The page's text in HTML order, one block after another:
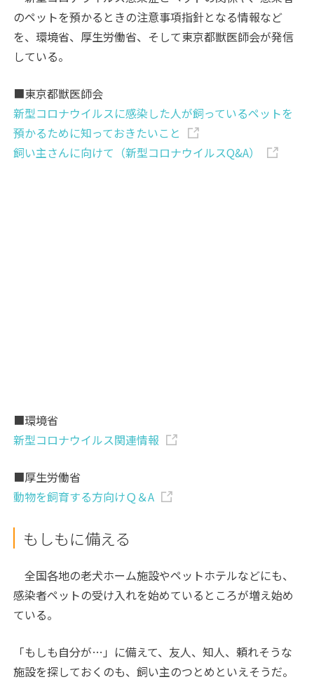
のペットを預かるときの注意事項指針となる情報など
を、環境省、厚生労働省、そして東京都獣医師会が発信
している。
■東京都獣医師会
新型コロナウイルスに感染した人が飼っているペットを
預かるために知っておきたいこと
飼い主さんに向けて（新型コロナウイルスQ&A）
■環境省
新型コロナウイルス関連情報
■厚生労働省
動物を飼育する方向けＱ＆A
もしもに備える
全国各地の老犬ホーム施設やペットホテルなどにも、
感染者ペットの受け入れを始めているところが増え始め
ている。
「もしも自分が…」に備えて、友人、知人、頼れそうな
施設を探しておくのも、飼い主のつとめといえそうだ。